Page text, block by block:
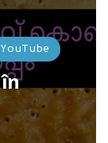
YouTube